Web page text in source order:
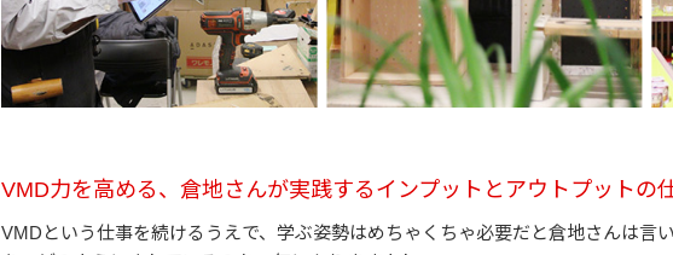
VMD力を高める、倉地さんが実践するインプットとアウトプットの
VMDという仕事を続けるうえで、学ぶ姿勢はめちゃくちゃ必要だと倉地さんは言